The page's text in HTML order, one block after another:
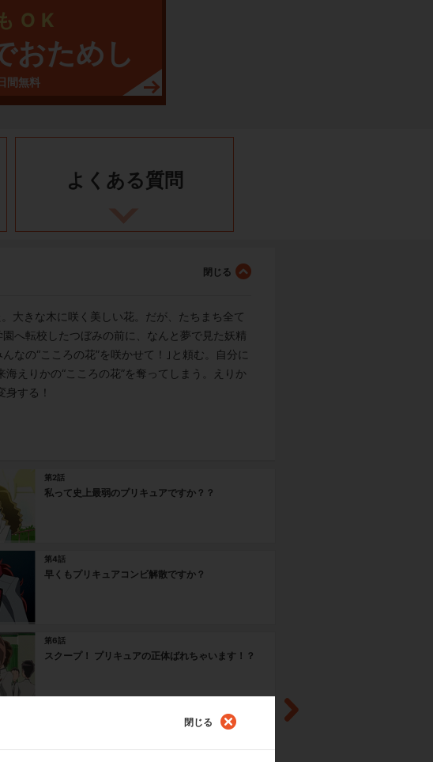
OK
おためし
間無料
よくある質問
大きな木に咲く美しい花。だが、たちまち全て
へ転校したつぼみの前に、なんと夢で見た妖精
なの“こころの花”を咲かせて！｣と頼む。自分に
えりかの“こころの花”を奪ってしまう。えりか
する！
第2話
私って史上最弱のプリキュアですか？？
第4話
早くもプリキュアコンビ解散ですか？
第6話
スクープ！ プリキュアの正体ばれちゃいます！？
閉じる